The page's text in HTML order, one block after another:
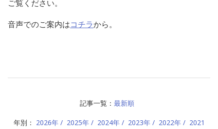
ご覧ください。
音声でのご案内はコチラから。
記事一覧： 最新順
年別： 2026年 2025年 2024年 2023年 2022年 2021